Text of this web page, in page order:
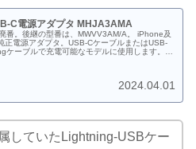
C電源アダプタ MHJA3AMA
番。後継の型番は、MWVV3AM/A。 iPhone及
正電源アダプタ。USB-CケーブルまたはUSB-
ケーブルで充電可能なモデルに使用します。
2024.04.01
していたLightning-USBケー